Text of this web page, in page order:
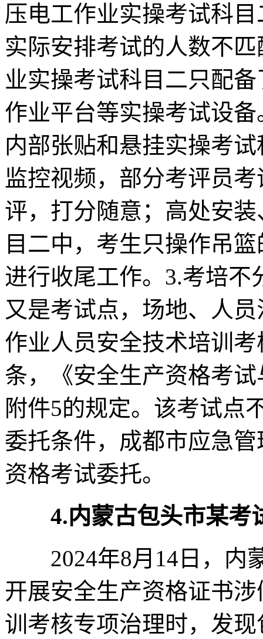
压电工作业实操考试科
实际安排考试的人数不
业实操考试科目二只配
作业平台等实操考试设
内部张贴和悬挂实操考
监控视频，部分考评员
评，打分随意；高处安
目二中，考生只操作吊
进行收尾工作。3.考培
又是考试点，场地、人
作业人员安全技术培训
条，《安全生产资格考
附件5的规定。该考试点
委托条件，成都市应急
资格考试委托。
4.内蒙古包头市某考
2024年8月14日，内
开展安全生产资格证书
训考核专项治理时，发